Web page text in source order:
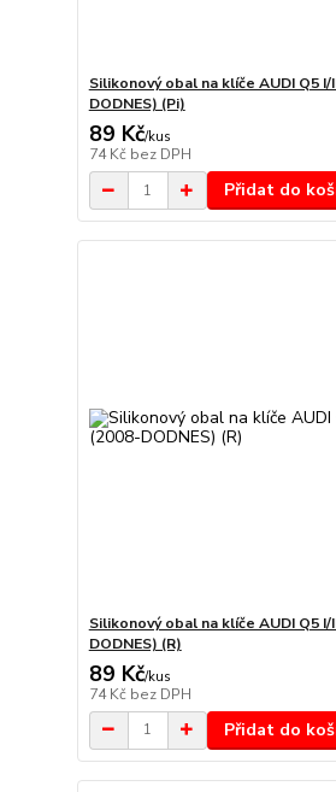
Silikonový obal na klíče AUDI Q5 I/
DODNES) (Pi)
89 Kč/kus
74 Kč bez DPH
Přidat do
Silikonový obal na klíče AUDI Q5 I/
DODNES) (R)
89 Kč/kus
74 Kč bez DPH
Přidat do